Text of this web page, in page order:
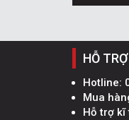
HỖ
Hotline:
Mua
Hỗ trợ kĩ